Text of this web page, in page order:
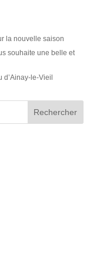
la nouvelle saison
souhaite une belle et
d’Ainay-le-Vieil